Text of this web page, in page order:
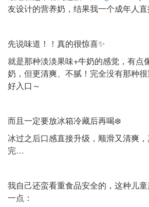
友设计的营养奶，结果我一个成年人
先说味道！！真的很惊喜✨
就是那种淡淡果味+牛奶的感觉，有点
奶，但更清爽、不腻！完全没有那种很
好入口～
而且一定要放冰箱冷藏后再喝❄️
冰过之后口感直接升级，顺滑又清爽
完…
我自己还蛮看重食品安全的，这种儿
一点：